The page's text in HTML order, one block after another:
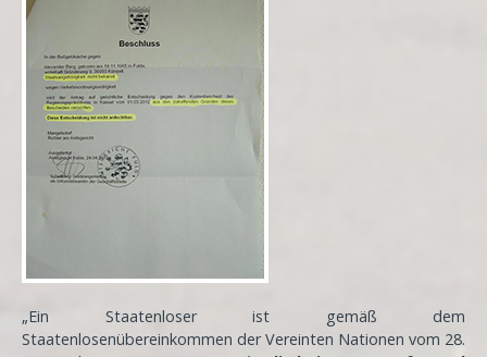
„Ein Staatenloser ist gemäß dem
Staatenlosenübereinkommen der Vereinten Nationen vom 28.